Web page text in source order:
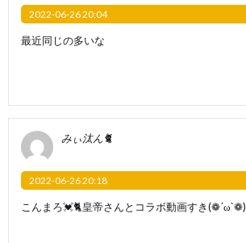
2022-06-26 20:04
最近同じの多いな
みぃ汰ん🐈
2022-06-26 20:18
こんまろ💓🐈皇帝さんとコラボ動画すき(❁´ω`❁)